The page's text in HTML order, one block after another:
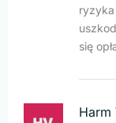
się
Harm